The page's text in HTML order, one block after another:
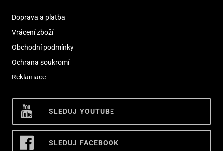
Doprava a platba
Vrácení zboží
Obchodní podmínky
Ochrana soukromí
Reklamace
SLEDUJ YOUTUBE
SLEDUJ FACEBOOK